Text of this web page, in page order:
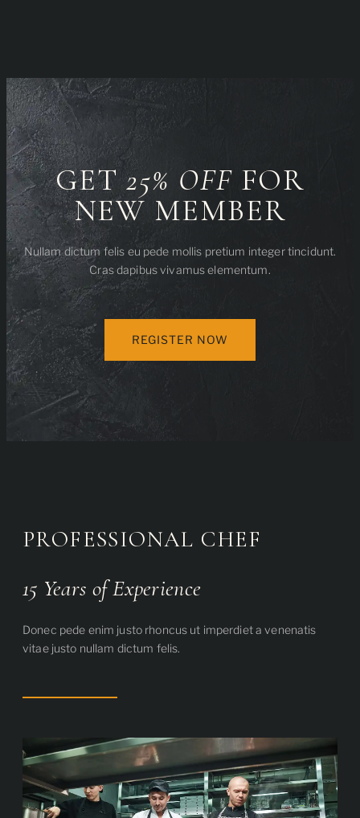
GET25% OFFFOR
NEW MEMBER
Nullam dictum felis eu pede mollis pretium integer tincidunt.
Cras dapibus vivamus elementum.
REGISTER NOW
PROFESSIONAL CHEF
15 Years of Experience
Donec pede enim justo rhoncus ut imperdiet a venenatis
vitae justo nullam dictum felis.